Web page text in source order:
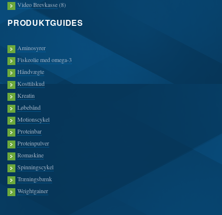
Video Brevkasse(8)
PRODUKTGUIDES
Aminosyrer
Fiskeolie med omega-3
Håndvægte
Kosttilskud
Kreatin
Løbebånd
Motionscykel
Proteinbar
Proteinpulver
Romaskine
Spinningscykel
Træningsbænk
Weightgainer